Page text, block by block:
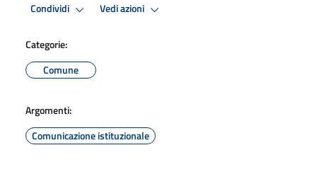
Condividi Vedi azioni
Categorie:
Comune
Argomenti:
Comunicazione istituzionale